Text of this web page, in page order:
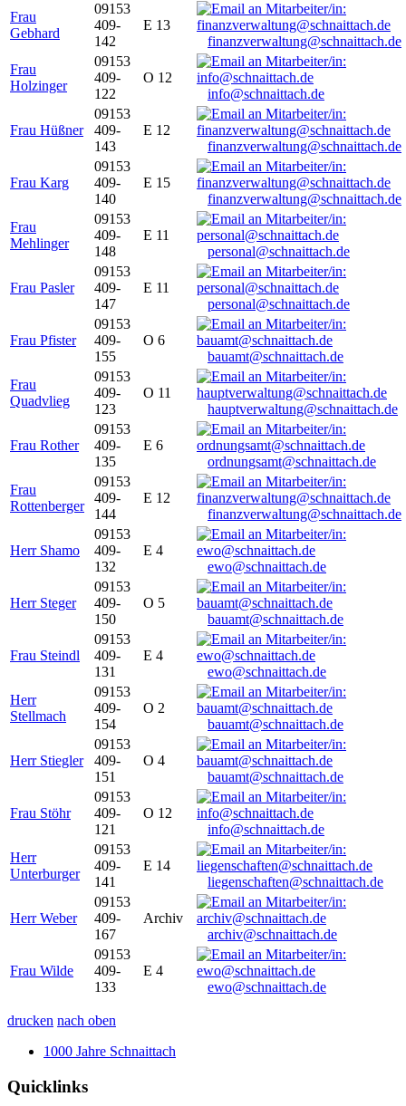
Frau
Gebhard
09153
409-
142
E 13
finanzverwaltung@schnaittach.de
Frau
Holzinger
09153
409-
122
O 12
info@schnaittach.de
Frau Hüßner
09153
409-
143
E 12
finanzverwaltung@schnaittach.de
Frau Karg
09153
409-
140
E 15
finanzverwaltung@schnaittach.de
Frau
Mehlinger
09153
409-
148
E 11
personal@schnaittach.de
Frau Pasler
09153
409-
147
E 11
personal@schnaittach.de
Frau Pfister
09153
409-
155
O 6
bauamt@schnaittach.de
Frau
Quadvlieg
09153
409-
123
O 11
hauptverwaltung@schnaittach.de
Frau Rother
09153
409-
135
E 6
ordnungsamt@schnaittach.de
Frau
Rottenberger
09153
409-
144
E 12
finanzverwaltung@schnaittach.de
Herr Shamo
09153
409-
132
E 4
ewo@schnaittach.de
Herr Steger
09153
409-
150
O 5
bauamt@schnaittach.de
Frau Steindl
09153
409-
131
E 4
ewo@schnaittach.de
Herr
Stellmach
09153
409-
154
O 2
bauamt@schnaittach.de
Herr Stiegler
09153
409-
151
O 4
bauamt@schnaittach.de
Frau Stöhr
09153
409-
121
O 12
info@schnaittach.de
Herr
Unterburger
09153
409-
141
E 14
liegenschaften@schnaittach.de
Herr Weber
09153
409-
167
Archiv
archiv@schnaittach.de
Frau Wilde
09153
409-
133
E 4
ewo@schnaittach.de
drucken nach oben
1000 Jahre Schnaittach
Quicklinks